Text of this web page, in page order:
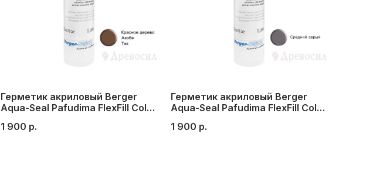
Герметик акриловый Berger
Aqua-Seal Pafudima FlexFill Color
тик)
1 900 р.
Герметик акриловый Berger
Aqua-Seal Pafudima FlexFill Color
1 900 р.